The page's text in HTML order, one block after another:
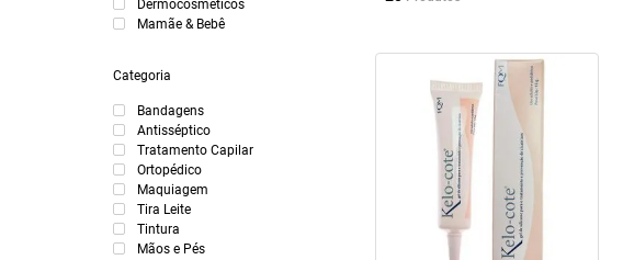
Dermocosméticos
Mamãe & Bebê
Categoria
Bandagens
Antisséptico
Tratamento Capilar
Ortopédico
Maquiagem
Tira Leite
Tintura
Mãos e Pés